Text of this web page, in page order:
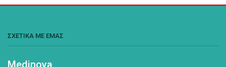
ΣΧΕΤΙΚΑ ΜΕ ΕΜΑΣ